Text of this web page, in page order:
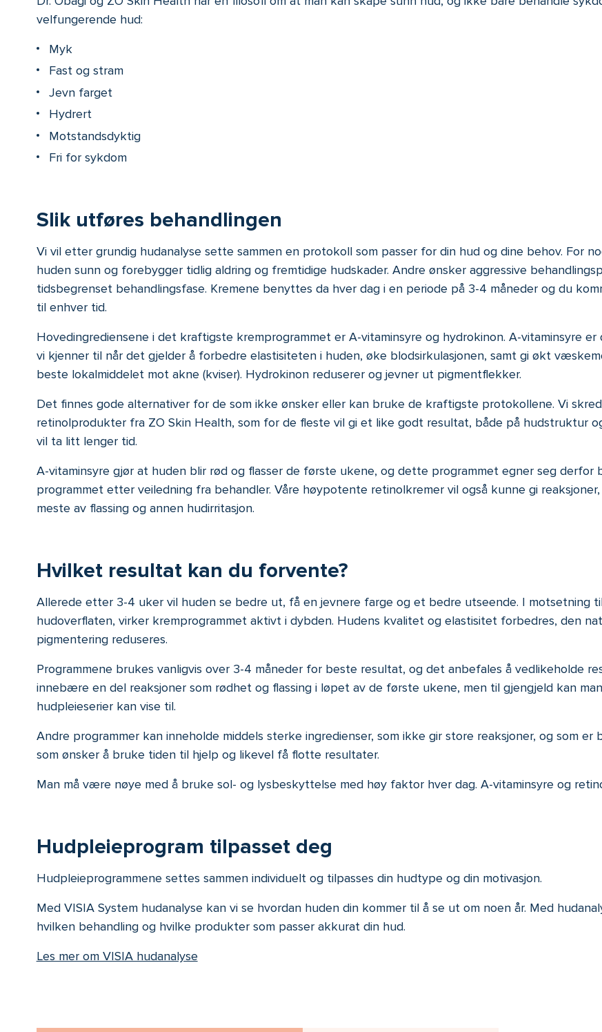
velfungerende hud:
Myk
Fast og stram
Jevn farget
Hydrert
Motstandsdyktig
Fri for sykdom
Slik utføres behandlingen
Vi vil etter grundig hudanalyse sette sammen en protokoll som passer for din hud og dine behov. For
huden sunn og forebygger tidlig aldring og fremtidige hudskader. Andre ønsker aggressive
tidsbegrenset behandlingsfase. Kremene benyttes da hver dag i en periode på 3-4 måneder og du
til enhver tid.
Hovedingrediensene i det kraftigste kremprogrammet er A-vitaminsyre og hydrokinon. A-vitaminsyre
vi kjenner til når det gjelder å forbedre elastisiteten i huden, øke blodsirkulasjonen, samt gi økt
beste lokalmiddelet mot akne (kviser). Hydrokinon reduserer og jevner ut pigmentflekker.
Det finnes gode alternativer for de som ikke ønsker eller kan bruke de kraftigste protokollene. Vi
retinolprodukter fra ZO Skin Health, som for de fleste vil gi et like godt resultat, både på hudstruktur
vil ta litt lenger tid.
A-vitaminsyre gjør at huden blir rød og flasser de første ukene, og dette programmet egner seg
programmet etter veiledning fra behandler. Våre høypotente retinolkremer vil også kunne gi
meste av flassing og annen hudirritasjon.
Hvilket resultat kan du forvente?
Allerede etter 3-4 uker vil huden se bedre ut, få en jevnere farge og et bedre utseende. I motsetning
hudoverflaten, virker kremprogrammet aktivt i dybden. Hudens kvalitet og elastisitet forbedres, den
pigmentering reduseres.
Programmene brukes vanligvis over 3-4 måneder for beste resultat, og det anbefales å vedlikeholde
innebære en del reaksjoner som rødhet og flassing i løpet av de første ukene, men til gjengjeld kan
hudpleieserier kan vise til.
Andre programmer kan inneholde middels sterke ingredienser, som ikke gir store reaksjoner, og som
som ønsker å bruke tiden til hjelp og likevel få flotte resultater.
Man må være nøye med å bruke sol- og lysbeskyttelse med høy faktor hver dag. A-vitaminsyre og
Hudpleieprogram tilpasset deg
Hudpleieprogrammene settes sammen individuelt og tilpasses din hudtype og din motivasjon.
Med VISIA System hudanalyse kan vi se hvordan huden din kommer til å se ut om noen år. Med
hvilken behandling og hvilke produkter som passer akkurat din hud.
Les mer om VISIA hudanalyse